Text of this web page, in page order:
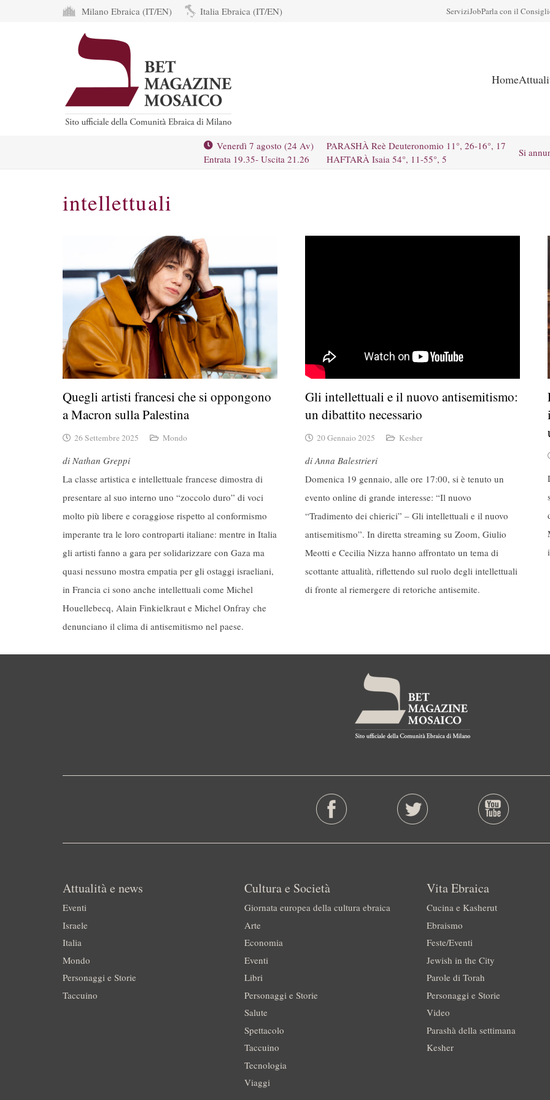
Milano Ebraica (IT/EN) Italia Ebraica (IT/EN) ServiziJobParla con il
Home
Venerdì 7 agosto (24 Av)
Entrata 19.35- Uscita 21.26
PARASHÀ Reè Deuteronomio 11°, 26-16°, 17
HAFTARÀ Isaia 54°, 11-55°, 5
Si
intellettuali
Quegli artisti francesi che si oppongono
a Macron sulla Palestina
26 Settembre 2025 Mondo
di Nathan Greppi
La classe artistica e intellettuale francese dimostra di
presentare al suo interno uno “zoccolo duro” di voci
molto più libere e coraggiose rispetto al conformismo
imperante tra le loro controparti italiane: mentre in Italia
gli artisti fanno a gara per solidarizzare con Gaza ma
quasi nessuno mostra empatia per gli ostaggi israeliani,
in Francia ci sono anche intellettuali come Michel
Houellebecq, Alain Finkielkraut e Michel Onfray che
denunciano il clima di antisemitismo nel paese.
Gli intellettuali e il nuovo antisemitismo:
un dibattito necessario
20 Gennaio 2025 Kesher
di Anna Balestrieri
Domenica 19 gennaio, alle ore 17:00, si è tenuto un
evento online di grande interesse: “Il nuovo
“Tradimento dei chierici” – Gli intellettuali e il nuovo
antisemitismo”. In diretta streaming su Zoom, Giulio
Meotti e Cecilia Nizza hanno affrontato un tema di
scottante attualità, riflettendo sul ruolo degli intellettuali
di fronte al riemergere di retoriche antisemite.
Attualità e news
Eventi
Israele
Italia
Mondo
Personaggi e Storie
Taccuino
Cultura e Società
Giornata europea della cultura ebraica
Arte
Economia
Eventi
Libri
Personaggi e Storie
Salute
Spettacolo
Taccuino
Tecnologia
Viaggi
Vita Ebraica
Cucina e Kasherut
Ebraismo
Feste/Eventi
Jewish in the City
Parole di Torah
Personaggi e Storie
Video
Parashà della settimana
Kesher